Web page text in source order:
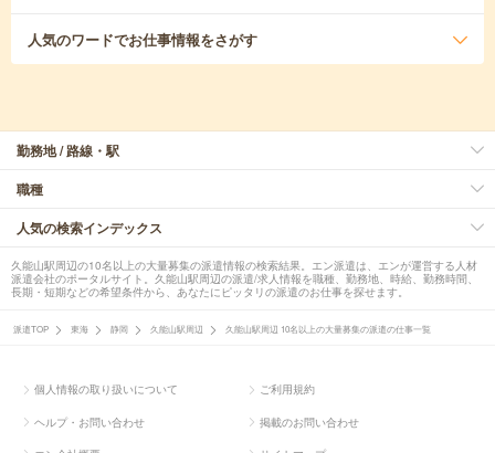
人気のワードでお仕事情報をさがす
勤務地 / 路線・駅
職種
人気の検索インデックス
久能山駅周辺の10名以上の大量募集の派遣情報の検索結果。エン派遣は、エンが運営する人材
派遣会社のポータルサイト。久能山駅周辺の派遣/求人情報を職種、勤務地、時給、勤務時間、
長期・短期などの希望条件から、あなたにピッタリの派遣のお仕事を探せます。
派遣TOP 東海 静岡 久能山駅周辺 久能山駅周辺 10名以上の大量募集の派遣の仕事一覧
個人情報の取り扱いについて ご利用規約
ヘルプ・お問い合わせ 掲載のお問い合わせ